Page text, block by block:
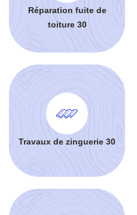
Réparation fuite de
toiture 30
Travaux de zinguerie 30